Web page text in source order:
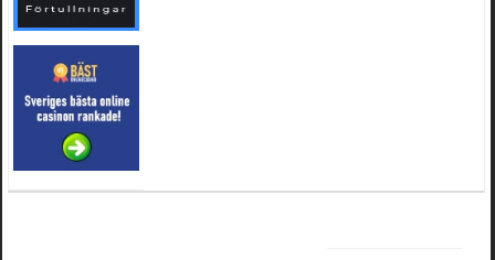
21 februari 2025 kl. 09:25:52
Oscar5:NÃ¥gon som vet vad man kan begÃ¤ra fÃ¶r en Honda TRX 350 FE 2005
4 februari 2025 kl. 19:20:50
Oscar5:44
4 februari 2025 kl. 19:15:36
Greger59:NÃ¤gon som vet har en Cetek 500 EFI
15 januari 2025 kl. 23:49:44
Mrhandsome:SÃÂ¶ker defekta/trasiga fyrhjulingar. Jag betalar bra och du kan nÃÂ¥